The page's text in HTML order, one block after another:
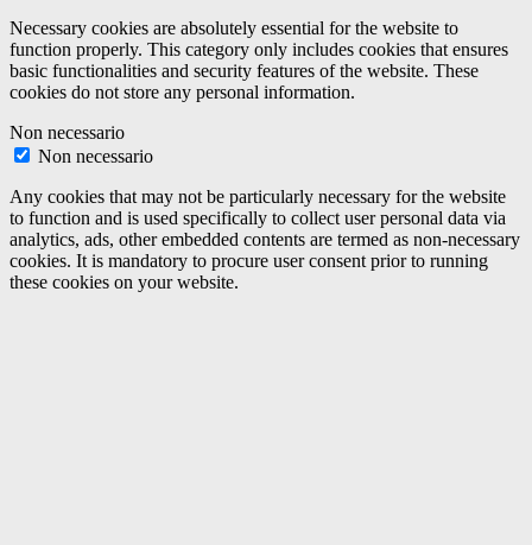
Necessary cookies are absolutely essential for the website to
function properly. This category only includes cookies that ensures
basic functionalities and security features of the website. These
cookies do not store any personal information.
Non necessario
Non necessario
Any cookies that may not be particularly necessary for the website
to function and is used specifically to collect user personal data via
analytics, ads, other embedded contents are termed as non-necessary
cookies. It is mandatory to procure user consent prior to running
these cookies on your website.